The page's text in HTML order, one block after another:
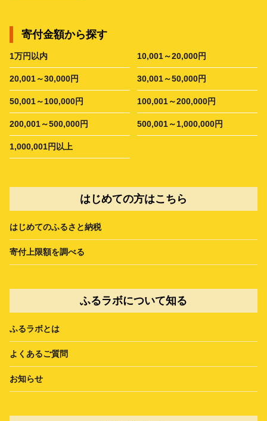
寄付金額から探す
1万円以内 10,001～20,000円
20,001～30,000円 30,001～50,000円
50,001～100,000円 100,001～200,000円
200,001～500,000円 500,001～1,000,000円
1,000,001円以上
はじめての方はこちら
はじめてのふるさと納税
寄付上限額を調べる
ふるラボについて知る
ふるラボとは
よくあるご質問
お知らせ